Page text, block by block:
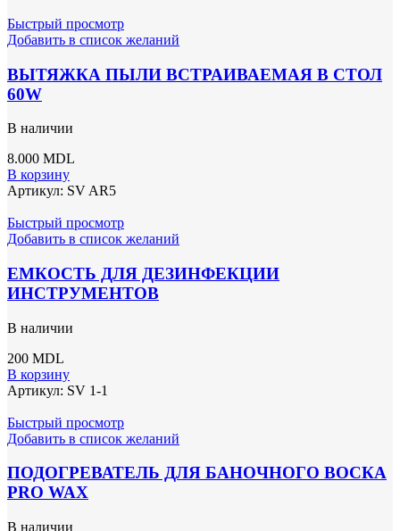
Быстрый просмотр
Добавить в список желаний
ВЫТЯЖКА ПЫЛИ ВСТРАИВАЕМАЯ В СТОЛ
60W
В наличии
8.000 MDL
В корзину
Артикул: SV AR5
Быстрый просмотр
Добавить в список желаний
ЕМКОСТЬ ДЛЯ ДЕЗИНФЕКЦИИ
ИНСТРУМЕНТОВ
В наличии
200 MDL
В корзину
Артикул: SV 1-1
Быстрый просмотр
Добавить в список желаний
ПОДОГРЕВАТЕЛЬ ДЛЯ БАНОЧНОГО ВОСКА
PRO WAX
В наличии